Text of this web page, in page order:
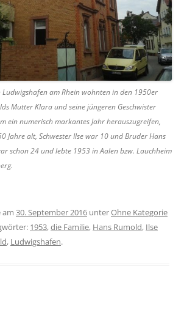
Ludwigshafen am Rhein wohnten in den 1950er
Mutter Klara und seine jüngeren Geschwister
ein numerisch markantes Jahr herauszugreifen,
Jahre alt, Schwester Ilse war 10 und Bruder Hans
schon 24 und lebte 1953 in Aalen bzw. Lauchheim
am 30. September 2016 unterOhne Kategorie
1953,die Familie, Hans Rumold, Ilse
, Ludwigshafen.